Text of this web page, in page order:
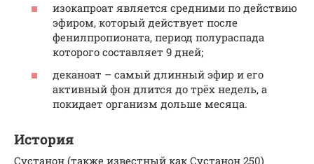
изокапроат является средними по действию
эфиром, который действует после
фенилпропионата, период полураспада
которого составляет 9 дней;
деканоат – самый длинный эфир и его
активный фон длится до трёх недель, а
покидает организм дольше месяца.
История
Сустанон (также известный как Сустанон 250)